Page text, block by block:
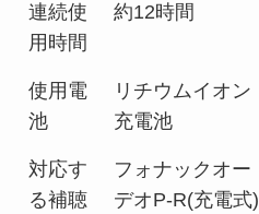
連続使
用時間
約12時間
使用電
池
リチウムイオン
充電池
対応す
る補聴
フォナックオー
デオP-R(充電式)